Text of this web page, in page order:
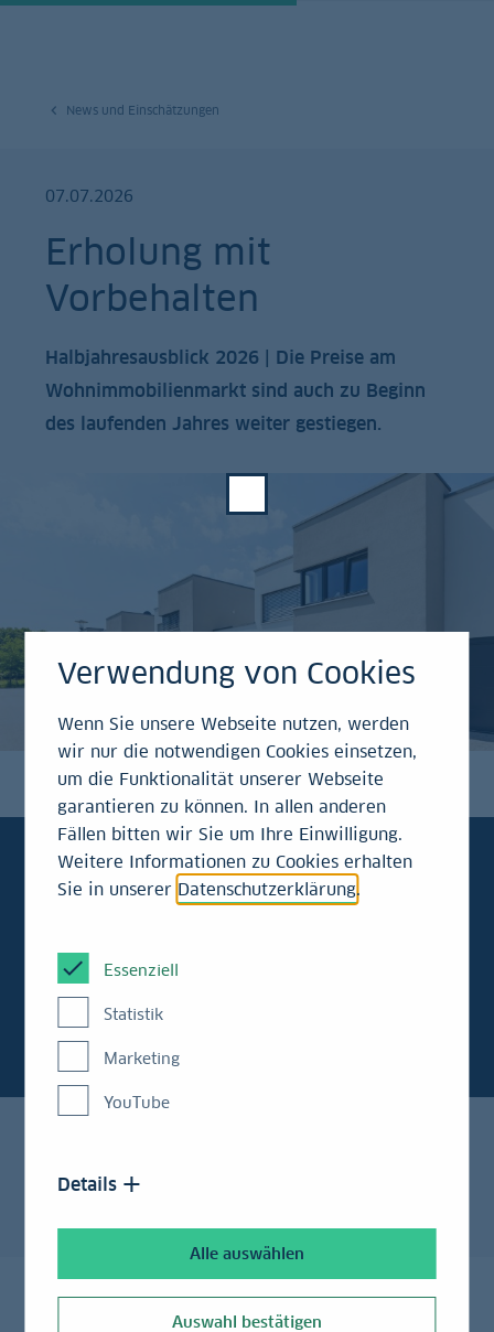
News und Einschätzungen
07.07.2026
Erholung mit
Vorbehalten
Halbjahresausblick 2026 | Die Preise am
Wohnimmobilienmarkt sind auch zu Beginn
des laufenden Jahres weiter gestiegen.
-Immobilien
Von: Benedikt Horwedel, Junior Analyst
Verwendung von Cookies
Wenn Sie unsere Webseite nutzen, werden
wir nur die notwendigen Cookies einsetzen,
um die Funktionalität unserer Webseite
garantieren zu können. In allen anderen
Fällen bitten wir Sie um Ihre Einwilligung.
Weitere Informationen zu Cookies erhalten
Sie in unserer Datenschutzerklärung
Essenziell
Statistik
Marketing
YouTube
Details
Alle auswählen
Auswahl bestätigen